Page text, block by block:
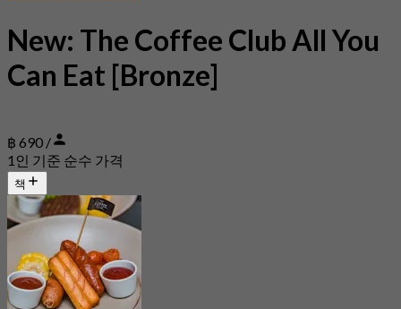
New: The Coffee Club All You
Can Eat [Bronze]
฿ 690 /
1인 기준 순수 가격
책